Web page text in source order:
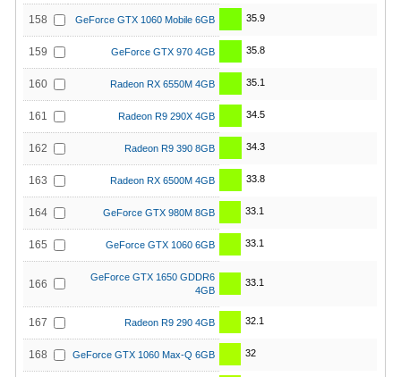
158 GeForce GTX 1060 Mobile 6GB 35.9
159 GeForce GTX 970 4GB 35.8
160 Radeon RX 6550M 4GB 35.1
161 Radeon R9 290X 4GB 34.5
162 Radeon R9 390 8GB 34.3
163 Radeon RX 6500M 4GB 33.8
164 GeForce GTX 980M 8GB 33.1
165 GeForce GTX 1060 6GB 33.1
166
GeForce GTX 1650 GDDR6
4GB
33.1
167 Radeon R9 290 4GB 32.1
168 GeForce GTX 1060 Max-Q 6GB 32